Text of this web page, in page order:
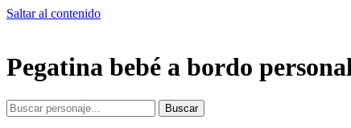
Saltar al contenido
Pegatina bebé a bordo
Buscar